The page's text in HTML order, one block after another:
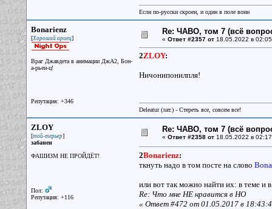
Если по-русски скроен, и один в поле воин
Bonarienz
[Хороший ариец]
Враг Джавдета в анимации ДжА2, Бон-
а-рьен-ц!
Репутация: +346
Re: ЧАВО, том 7 (всё
« Ответ #2357 от18.05.2022 в
2ZLOY:
Ничонипонилпля!
Deleatur (лат.) - Стереть все, совсем все!
ZLOY
[той-терьер]
забанен
ФАШИЗМ НЕ ПРОЙДЁТ!
Пол:
Репутация: +116
Re: ЧАВО, том 7 (всё
« Ответ #2358 от18.05.2022 в
2Bonarienz:
ткнуть надо в том посте на слово
или вот так можно найти их: в теме и
Re: Что мне НЕ нравится в НО
« Ответ #472 от 01.05.2017 в